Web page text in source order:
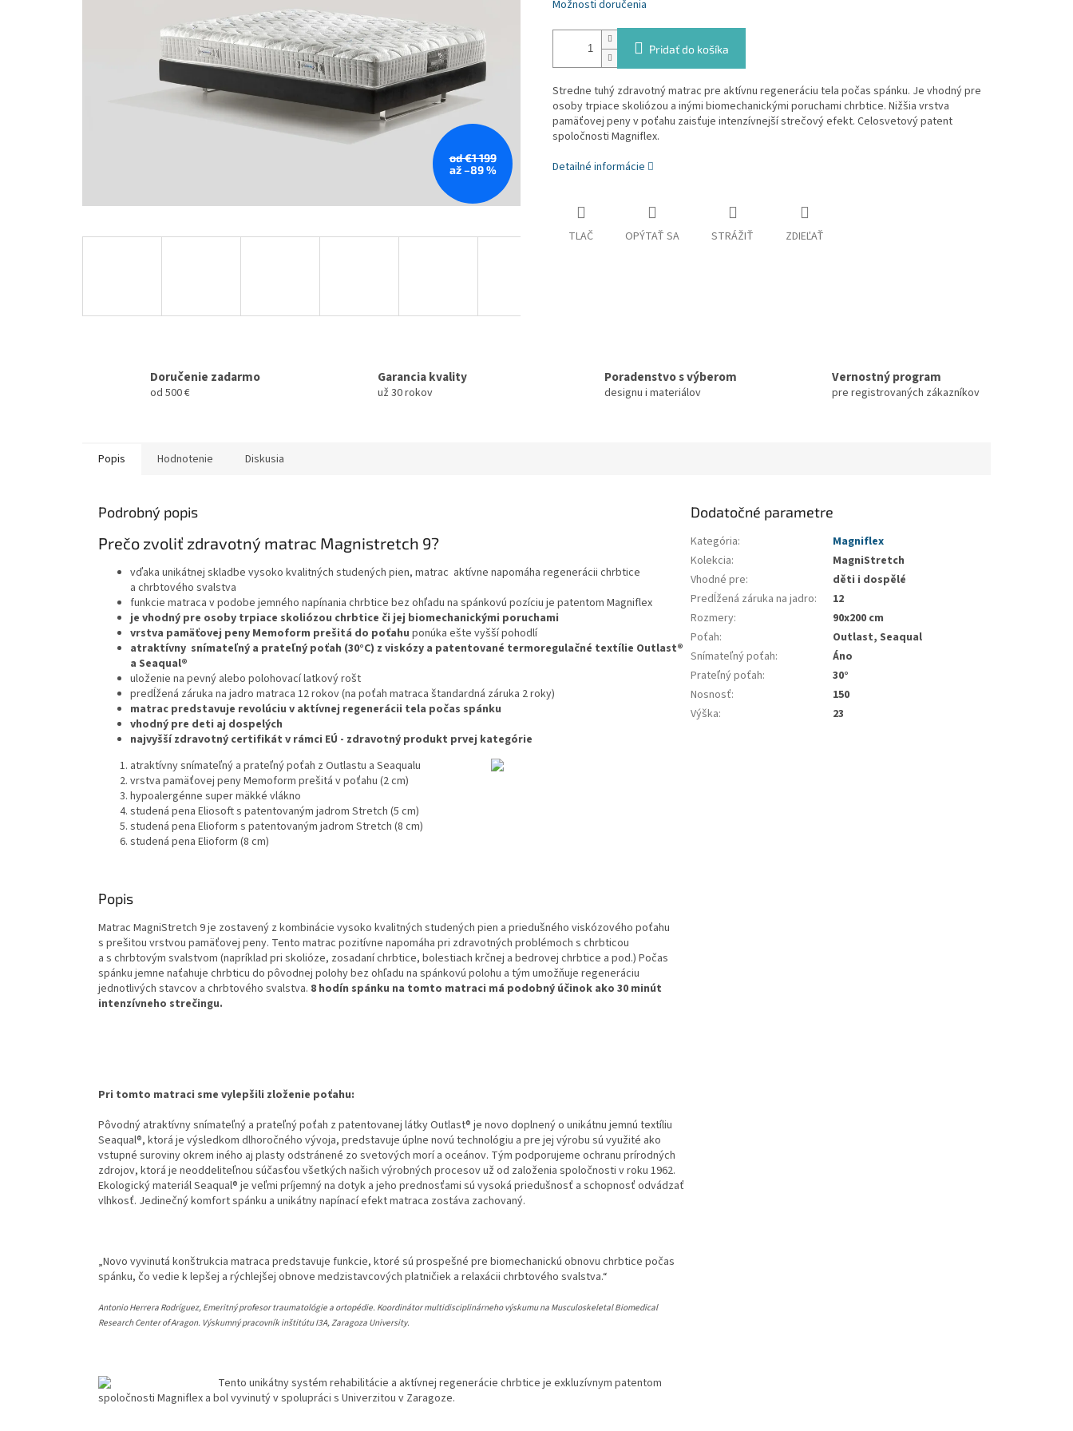
od €1 199
až –89 %
Možnosti doručenia
Pridať do košíka
Stredne tuhý zdravotný matrac pre aktívnu regeneráciu tela počas spánku. Je vhodný pre
osoby trpiace skoliózou a inými biomechanickými poruchami chrbtice. Nižšia vrstva
pamäťovej peny v poťahu zaisťuje intenzívnejší strečový efekt. Celosvetový patent
spoločnosti Magniflex.
Detailné informácie
TLAČ OPÝTAŤ SA STRÁŽIŤ ZDIEĽAŤ
Doručenie zadarmo
od 500 €
Garancia kvality
už 30 rokov
Poradenstvo s výberom
designu i materiálov
Vernostný program
pre registrovaných zákazníkov
Popis Hodnotenie Diskusia
Podrobný popis
Prečo zvoliť zdravotný matrac Magnistretch 9?
vďaka unikátnej skladbe vysoko kvalitných studených pien, matrac aktívne napomáha regenerácii chrbtice
a chrbtového svalstva
funkcie matraca v podobe jemného napínania chrbtice bez ohľadu na spánkovú pozíciu je patentom Magniflex
je vhodný pre osoby trpiace skoliózou chrbtice či jej biomechanickými poruchami
vrstva pamäťovej peny Memoform prešitá do poťahu ponúka ešte vyšší pohodlí
atraktívny snímateľný a prateľný poťah (30°C) z viskózy a patentované termoregulačné textílie Outlast®
a Seaqual®
uloženie na pevný alebo polohovací latkový rošt
predĺžená záruka na jadro matraca 12 rokov (na poťah matraca štandardná záruka 2 roky)
matrac predstavuje revolúciu v aktívnej regenerácii tela počas spánku
vhodný pre deti aj dospelých
najvyšší zdravotný certifikát v rámci EÚ - zdravotný produkt prvej kategórie
atraktívny snímateľný a prateľný poťah z Outlastu a Seaqualu
vrstva pamäťovej peny Memoform prešitá v poťahu (2 cm)
hypoalergénne super mäkké vlákno
studená pena Eliosoft s patentovaným jadrom Stretch (5 cm)
studená pena Elioform s patentovaným jadrom Stretch (8 cm)
studená pena Elioform (8 cm)
Popis
Matrac MagniStretch 9 je zostavený z kombinácie vysoko kvalitných studených pien a priedušného viskózového poťahu
s prešitou vrstvou pamäťovej peny. Tento matrac pozitívne napomáha pri zdravotných problémoch s chrbticou
a s chrbtovým svalstvom (napríklad pri skolióze, zosadaní chrbtice, bolestiach krčnej a bedrovej chrbtice a pod.) Počas
spánku jemne naťahuje chrbticu do pôvodnej polohy bez ohľadu na spánkovú polohu a tým umožňuje regeneráciu
jednotlivých stavcov a chrbtového svalstva. 8 hodín spánku na tomto matraci má podobný účinok ako 30 minút
intenzívneho strečingu.
Pri tomto matraci sme vylepšili zloženie poťahu:
Pôvodný atraktívny snímateľný a prateľný poťah z patentovanej látky Outlast® je novo doplnený o unikátnu jemnú textíliu
Seaqual®, ktorá je výsledkom dlhoročného vývoja, predstavuje úplne novú technológiu a pre jej výrobu sú využité ako
vstupné suroviny okrem iného aj plasty odstránené zo svetových morí a oceánov. Tým podporujeme ochranu prírodných
zdrojov, ktorá je neoddeliteľnou súčasťou všetkých našich výrobných procesov už od založenia spoločnosti v roku 1962.
Ekologický materiál Seaqual® je veľmi príjemný na dotyk a jeho prednosťami sú vysoká priedušnosť a schopnosť odvádzať
vlhkosť. Jedinečný komfort spánku a unikátny napínací efekt matraca zostáva zachovaný.
„Novo vyvinutá konštrukcia matraca predstavuje funkcie, ktoré sú prospešné pre biomechanickú obnovu chrbtice počas
spánku, čo vedie k lepšej a rýchlejšej obnove medzistavcových platničiek a relaxácii chrbtového svalstva.“
Antonio Herrera Rodríguez, Emeritný profesor traumatológie a ortopédie. Koordinátor multidisciplinárneho výskumu na Musculoskeletal Biomedical
Research Center of Aragon. Výskumný pracovník inštitútu I3A, Zaragoza University.
Tento unikátny systém rehabilitácie a aktívnej regenerácie chrbtice je exkluzívnym patentom
spoločnosti Magniflex a bol vyvinutý v spolupráci s Univerzitou v Zaragoze.
Dodatočné parametre
Kategória:
Magniflex
Kolekcia:
MagniStretch
Vhodné pre:
děti i dospělé
Predĺžená záruka na jadro:
12
Rozmery:
90x200 cm
Poťah:
Outlast, Seaqual
Snímateľný poťah:
Áno
Prateľný poťah:
30°
Nosnosť:
150
Výška: 23